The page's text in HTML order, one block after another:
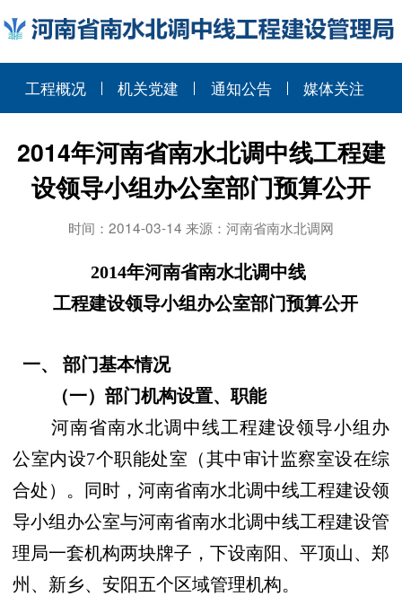
工程概况 机关党建 通知公告 媒体关注
2014年河南省南水北调中线工程建
设领导小组办公室部门预算公开
时间：2014-03-14 来源：河南省南水北调网
2014年河南省南水北调中线
工程建设领导小组办公室部门预算公开
一、
部门基本情况
（一）部门机构设置、职能
河南省南水北调中线工程建设领导小组办
公室内设7个职能处室（其中审计监察室设在综
合处）。同时，河南省南水北调中线工程建设领
导小组办公室与河南省南水北调中线工程建设管
理局一套机构两块牌子，下设南阳、平顶山、郑
州、新乡、安阳五个区域管理机构。